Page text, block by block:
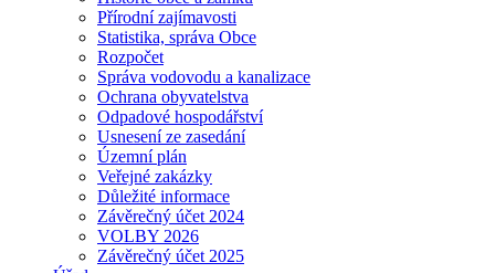
Přírodní zajímavosti
Statistika, správa Obce
Rozpočet
Správa vodovodu a kanalizace
Ochrana obyvatelstva
Odpadové hospodářství
Usnesení ze zasedání
Územní plán
Veřejné zakázky
Důležité informace
Závěrečný účet 2024
VOLBY 2026
Závěrečný účet 2025